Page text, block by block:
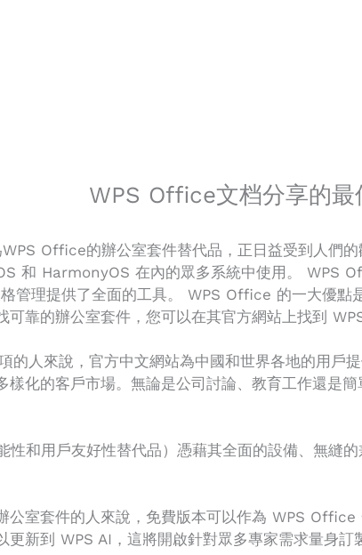
WPS Office文档分享的最
Office的辦公室套件替代品，正日益受到人們
和 HarmonyOS 在內的眾多系統中使用。 WPS
管理提供了全面的工具。 WPS Office 的一大優
靠的辦公室套件，您可以在其官方網站上找到
人來說，官方中文網站為中國和世界各地的用戶
樣化的客戶市場。無論是公司討論、教育工作還是
性和用戶友好性替代品）憑藉其全面的設備、無縫
公室套件的人來說，免費版本可以作為 WPS
新到 WPS AI，這將開啟針對眾多專家需求量身訂